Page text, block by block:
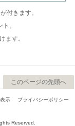
付きます。
。
ます。
このページの先頭へ
示
プライバシーポリシー
Reserved.